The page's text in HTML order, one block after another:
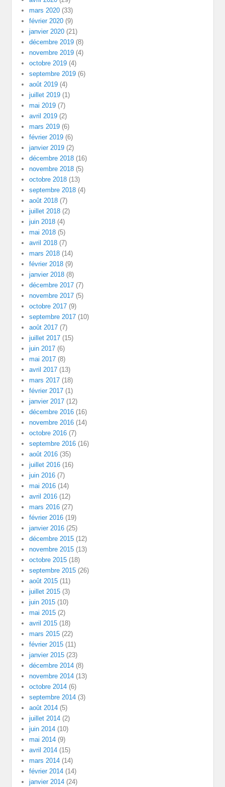
mars 2020 (33)
février 2020 (9)
janvier 2020 (21)
décembre 2019 (8)
novembre 2019 (4)
octobre 2019 (4)
septembre 2019 (6)
août 2019 (4)
juillet 2019 (1)
mai 2019 (7)
avril 2019 (2)
mars 2019 (6)
février 2019 (6)
janvier 2019 (2)
décembre 2018 (16)
novembre 2018 (5)
octobre 2018 (13)
septembre 2018 (4)
août 2018 (7)
juillet 2018 (2)
juin 2018 (4)
mai 2018 (5)
avril 2018 (7)
mars 2018 (14)
février 2018 (9)
janvier 2018 (8)
décembre 2017 (7)
novembre 2017 (5)
octobre 2017 (9)
septembre 2017 (10)
août 2017 (7)
juillet 2017 (15)
juin 2017 (6)
mai 2017 (8)
avril 2017 (13)
mars 2017 (18)
février 2017 (1)
janvier 2017 (12)
décembre 2016 (16)
novembre 2016 (14)
octobre 2016 (7)
septembre 2016 (16)
août 2016 (35)
juillet 2016 (16)
juin 2016 (7)
mai 2016 (14)
avril 2016 (12)
mars 2016 (27)
février 2016 (19)
janvier 2016 (25)
décembre 2015 (12)
novembre 2015 (13)
octobre 2015 (18)
septembre 2015 (26)
août 2015 (11)
juillet 2015 (3)
juin 2015 (10)
mai 2015 (2)
avril 2015 (18)
mars 2015 (22)
février 2015 (11)
janvier 2015 (23)
décembre 2014 (8)
novembre 2014 (13)
octobre 2014 (6)
septembre 2014 (3)
août 2014 (5)
juillet 2014 (2)
juin 2014 (10)
mai 2014 (9)
avril 2014 (15)
mars 2014 (14)
février 2014 (14)
janvier 2014 (24)